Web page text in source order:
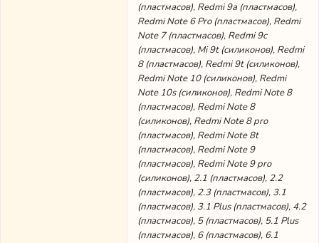
(пластмасов), Redmi 9a (пластмасов),
Redmi Note 6 Pro (пластмасов), Redmi
Note 7 (пластмасов), Redmi 9c
(пластмасов), Mi 9t (силиконов), Redmi
8 (пластмасов), Redmi 9t (силиконов),
Redmi Note 10 (силиконов), Redmi
Note 10s (силиконов), Redmi Note 8
(пластмасов), Redmi Note 8
(силиконов), Redmi Note 8 pro
(пластмасов), Redmi Note 8t
(пластмасов), Redmi Note 9
(пластмасов), Redmi Note 9 pro
(силиконов), 2.1 (пластмасов), 2.2
(пластмасов), 2.3 (пластмасов), 3.1
(пластмасов), 3.1 Plus (пластмасов), 4.2
(пластмасов), 5 (пластмасов), 5.1 Plus
(пластмасов), 6 (пластмасов), 6.1